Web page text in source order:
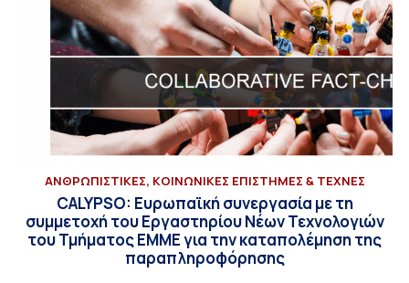
ΑΝΘΡΩΠΙΣΤΙΚΕΣ, ΚΟΙΝΩΝΙΚΕΣ ΕΠΙΣΤΗΜΕΣ & ΤΕΧΝΕΣ
CALYPSO: Ευρωπαϊκή συνεργασία με τη
συμμετοχή του Εργαστηρίου Νέων Τεχνολογιών
του Τμήματος ΕΜΜΕ για την καταπολέμηση της
παραπληροφόρησης